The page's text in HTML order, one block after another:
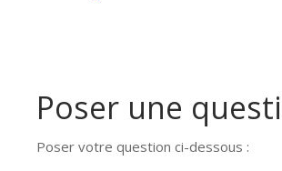
Poser une
Poser votre question ci-dessous :